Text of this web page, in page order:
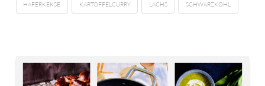
HAFERKEKSE KARTOFFELCURRY LACHS SCHWARZKOHL